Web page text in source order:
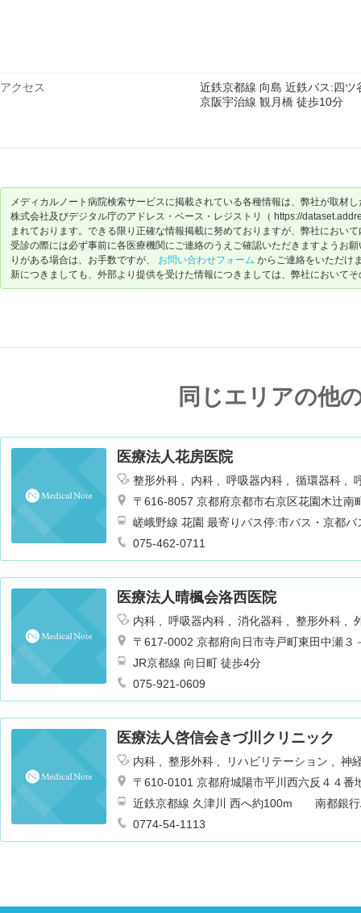
アクセス
近鉄京都線 向島 近鉄バス:四
京阪宇治線 観月橋 徒歩10分
メディカルノート病院検索サービスに掲載されている各種情報は、弊社が取材
株式会社及びデジタル庁のアドレス・ベース・レジストリ（ https://
まれております。できる限り正確な情報掲載に努めておりますが、弊社におい
受診の際には必ず事前に各医療機関にご連絡のうえご確認いただきますようお
りがある場合は、お手数ですが、 お問い合わせフォーム からご連絡をいただけ
新につきましても、外部より提供を受けた情報につきましては、弊社において
同じエリアの他
医療法人花房医院
整形外科 内科 呼吸器内科 循環器科
ション
〒616-8057 京都府京都市右京区花園木辻南
嵯峨野線 花園 最寄りバス停:市バス・京都
075-462-0711
医療法人晴楓会洛西医院
内科 呼吸器内科 消化器科 整形外科
〒617-0002 京都府向日市寺戸町東田中瀬３
JR京都線 向日町 徒歩4分
075-921-0609
医療法人啓信会きづ川クリニック
内科 整形外科 リハビリテーション
神
器科
耳鼻咽喉科
〒610-0101 京都府城陽市平川西六反４４番
近鉄京都線 久津川 西へ約100m 南都銀行
0774-54-1113